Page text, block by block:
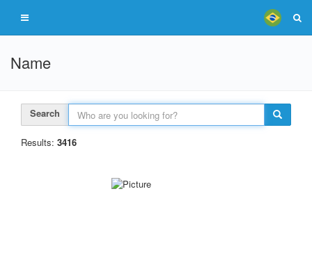
Name
Search
Results: 3416